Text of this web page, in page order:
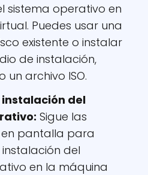
sistema operativo en
Puedes usar una
existente o instalar
de instalación,
un archivo ISO.
del
: Sigue las
en pantalla para
del
en la máquina